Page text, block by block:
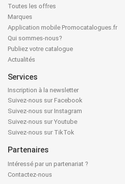
Toutes les offres
Marques
Application mobile Promocatalogues.fr
Qui sommes-nous?
Publiez votre catalogue
Actualités
Services
Inscription à la newsletter
Suivez-nous sur Facebook
Suivez-nous sur Instagram
Suivez-nous sur Youtube
Suivez-nous sur TikTok
Partenaires
Intéressé par un partenariat ?
Contactez-nous